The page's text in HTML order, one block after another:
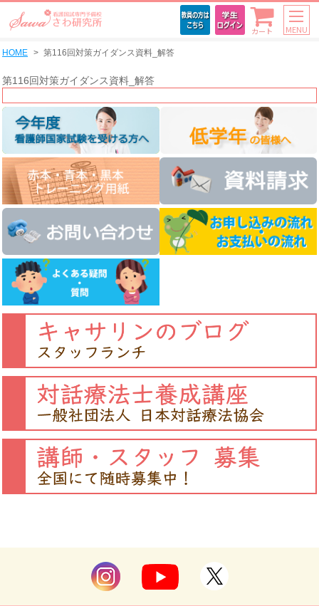
カート MENU
HOME 第116回対策ガイダンス資料_解答
第116回対策ガイダンス資料_解答